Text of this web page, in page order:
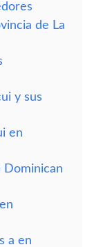
de La
y sus
en
Dominican
a en